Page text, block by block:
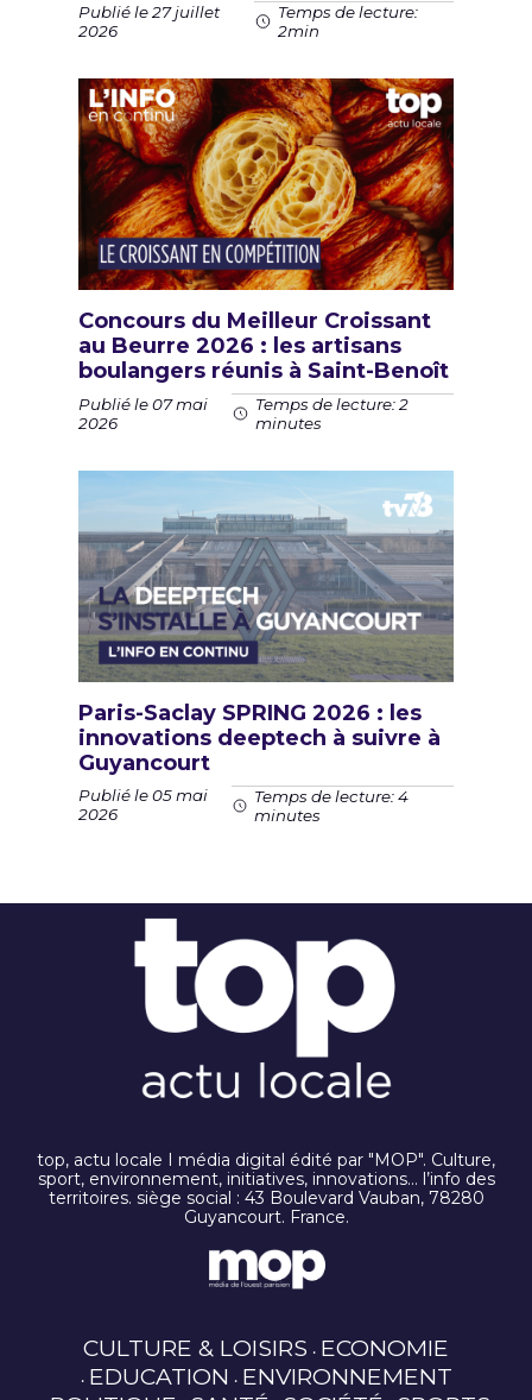
Publié le 27 juillet
2026
Temps de lecture:
2min
Concours du Meilleur Croissant
au Beurre 2026 : les artisans
boulangers réunis à Saint-Benoît
Publié le 07 mai
2026
Temps de lecture: 2
minutes
Paris-Saclay SPRING 2026 : les
innovations deeptech à suivre à
Guyancourt
Publié le 05 mai
2026
Temps de lecture: 4
minutes
top, actu locale I média digital édité par "MOP". Culture,
sport, environnement, initiatives, innovations… l’info des
territoires. siège social : 43 Boulevard Vauban, 78280
Guyancourt. France.
CULTURE & LOISIRS ECONOMIE
EDUCATION ENVIRONNEMENT